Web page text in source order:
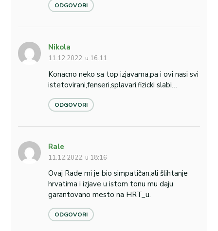
ODGOVORI
Nikola
11.12.2022. u 16:11
Konacno neko sa top izjavama,pa i ovi nasi svi
istetovirani,fenseri,splavari,fizicki slabi…
ODGOVORI
Rale
11.12.2022. u 18:16
Ovaj Rade mi je bio simpatičan,ali šlihtanje
hrvatima i izjave u istom tonu mu daju
garantovano mesto na HRT_u.
ODGOVORI